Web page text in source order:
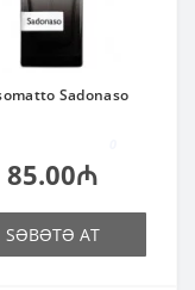
Sadonaso
85.00₼
SƏBƏTƏ AT